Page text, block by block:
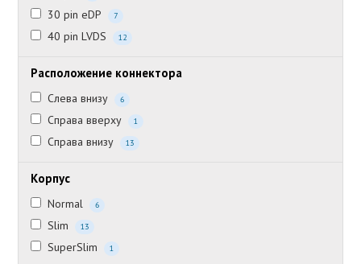
30 pin eDP 7
40 pin LVDS 12
Расположение коннектора
Слева внизу 6
Справа вверху 1
Справа внизу 13
Корпус
Normal 6
Slim 13
SuperSlim 1